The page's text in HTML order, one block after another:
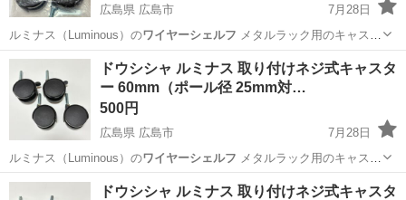
広島県 広島市
7月28日
ルミナス（Luminous）のワイヤーシェルフ メタルラック用のキャスタ
ーです…
広島 広島市 その他 ルミナス
ドウシシャ ルミナス 取り付けネジ式キャスタ
ー 60mm（ポール径 25mm対…
500円
広島県 広島市
7月28日
ルミナス（Luminous）のワイヤーシェルフ メタルラック用のキャスタ
ーです…
広島 広島市 その他 ルミナス
ドウシシャ ルミナス 取り付けネジ式キャスタ